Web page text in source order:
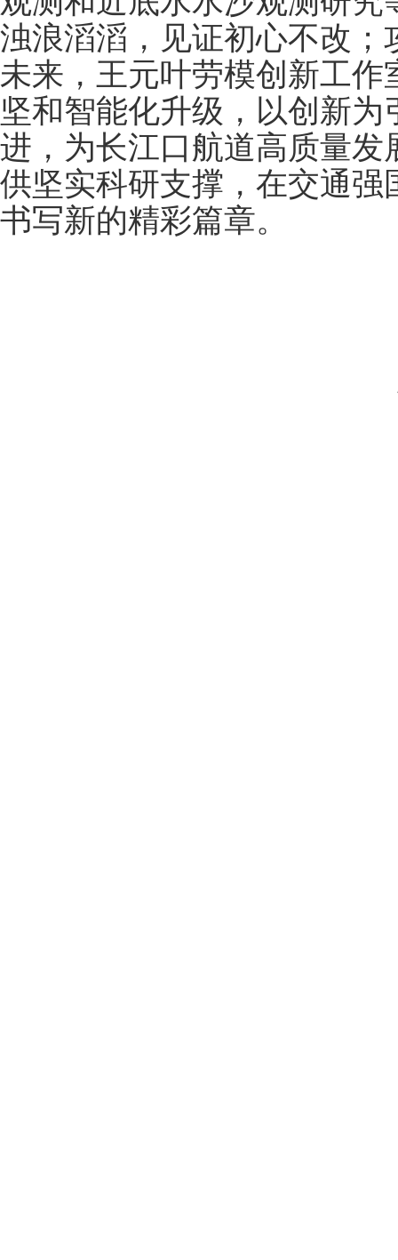
浊浪滔滔，见证初心不改
未来，王元叶劳模创新工
坚和智能化升级，以创新
进，为长江口航道高质量
供坚实科研支撑，在交通
书写新的精彩篇章。